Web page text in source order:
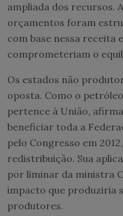
ampliada dos recursos.
orçamentos foram
com base nessa receita
comprometeriam o
Os estados não
oposta. Como o
pertence à União,
beneficiar toda a
pelo Congresso em
redistribuição. Sua
por liminar da ministra
impacto que produziria
produtores.